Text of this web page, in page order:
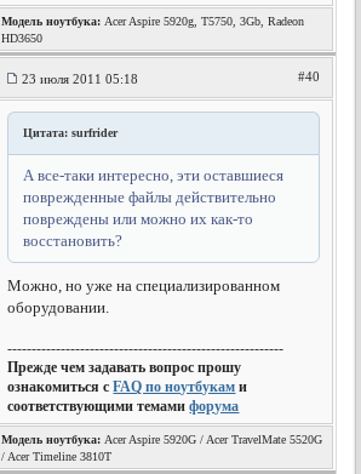
Модель ноутбука: Acer Aspire 5920g, T5750, 3Gb, Radeon
HD3650
23 июля 2011 05:18 #40
Цитата: surfrider
А все-таки интересно, эти оставшиеся
поврежденные файлы действительно
повреждены или можно их как-то
восстановить?
Можно, но уже на специализированном
оборудовании.
---------------------------------------------------------
Прежде чем задавать вопрос прошу
ознакомиться сFAQ по ноутбукам и
соответствующими темамифорума
Модель ноутбука: Acer Aspire 5920G / Acer TravelMate 5520G
/ Acer Timeline 3810T